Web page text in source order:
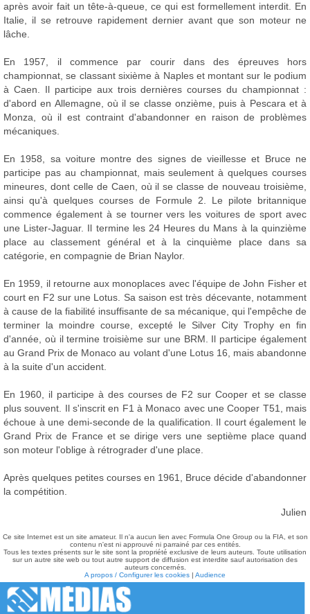
après avoir fait un tête-à-queue, ce qui est formellement interdit. En
Italie, il se retrouve rapidement dernier avant que son moteur ne
lâche.
En 1957, il commence par courir dans des épreuves hors
championnat, se classant sixième à Naples et montant sur le podium
à Caen. Il participe aux trois dernières courses du championnat :
d'abord en Allemagne, où il se classe onzième, puis à Pescara et à
Monza, où il est contraint d'abandonner en raison de problèmes
mécaniques.
En 1958, sa voiture montre des signes de vieillesse et Bruce ne
participe pas au championnat, mais seulement à quelques courses
mineures, dont celle de Caen, où il se classe de nouveau troisième,
ainsi qu'à quelques courses de Formule 2. Le pilote britannique
commence également à se tourner vers les voitures de sport avec
une Lister-Jaguar. Il termine les 24 Heures du Mans à la quinzième
place au classement général et à la cinquième place dans sa
catégorie, en compagnie de Brian Naylor.
En 1959, il retourne aux monoplaces avec l'équipe de John Fisher et
court en F2 sur une Lotus. Sa saison est très décevante, notamment
à cause de la fiabilité insuffisante de sa mécanique, qui l'empêche de
terminer la moindre course, excepté le Silver City Trophy en fin
d'année, où il termine troisième sur une BRM. Il participe également
au Grand Prix de Monaco au volant d'une Lotus 16, mais abandonne
à la suite d'un accident.
En 1960, il participe à des courses de F2 sur Cooper et se classe
plus souvent. Il s'inscrit en F1 à Monaco avec une Cooper T51, mais
échoue à une demi-seconde de la qualification. Il court également le
Grand Prix de France et se dirige vers une septième place quand
son moteur l'oblige à rétrograder d'une place.
Après quelques petites courses en 1961, Bruce décide d'abandonner
la compétition.
Julien
Ce site Internet est un site amateur. Il n'a aucun lien avec Formula One Group ou la FIA, et son
contenu n'est ni approuvé ni parrainé par ces entités.
Tous les textes présents sur le site sont la propriété exclusive de leurs auteurs. Toute utilisation
sur un autre site web ou tout autre support de diffusion est interdite sauf autorisation des
auteurs concernés.
A propos / Configurer les cookies | Audience